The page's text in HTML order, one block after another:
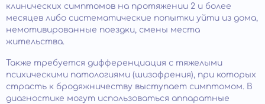
клинических симптомов на протяжении 2 и более
месяцев либо систематические попытки уйти из дома,
немотивированные поездки, смены места
жительства.
Также требуется дифференциация с тяжелыми
психическими патологиями (шизофрения), при которых
страсть к бродяжничеству выступает симптомом. В
диагностике могут использоваться аппаратные